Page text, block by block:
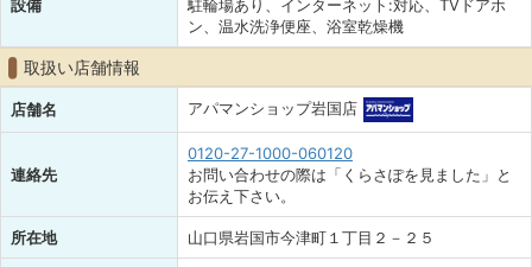
設備
駐輪場あり、インターネット:対応、TVドアホ
ン、温水洗浄便座、浴室乾燥機
取扱い店舗情報
店舗名 アパマンショップ岩国店
連絡先
0120-27-1000-060120
お問い合わせの際は「くらさぽを見ました」と
お伝え下さい。
所在地 山口県岩国市今津町１丁目２－２５